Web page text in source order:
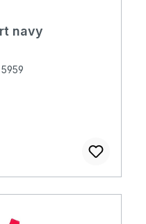
navy